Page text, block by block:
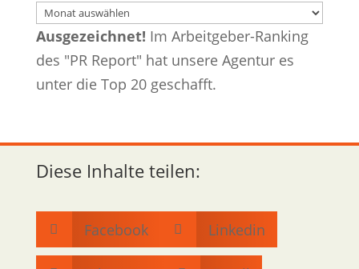
Archiv
Ausgezeichnet! Im Arbeitgeber-Ranking
des "PR Report" hat unsere Agentur es
unter die Top 20 geschafft.
Diese Inhalte teilen:
 Facebook  Linkedin